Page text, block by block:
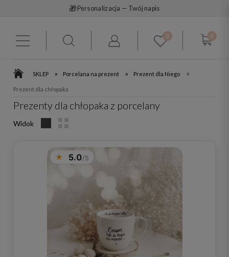
🎁 Personalizacja — Twój napis
0 0
SKLEP » Porcelana na prezent » Prezent dla Niego »
Prezent dla chłopaka
Prezenty dla chłopaka z porcelany
Widok
5.0